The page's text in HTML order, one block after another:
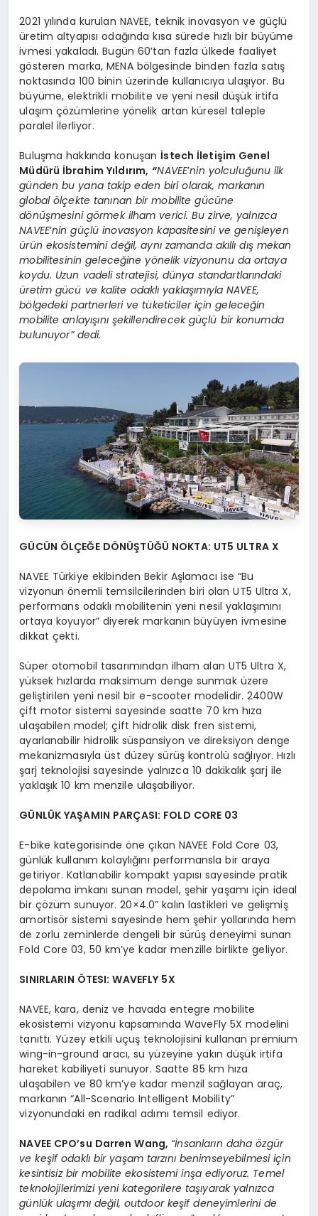
2021 yılında kurulan NAVEE, teknik inovasyon ve güçlü
üretim altyapısı odağında kısa sürede hızlı bir büyüme
ivmesi yakaladı. Bugün 60’tan fazla ülkede faaliyet
gösteren marka, MENA bölgesinde binden fazla satış
noktasında 100 binin üzerinde kullanıcıya ulaşıyor. Bu
büyüme, elektrikli mobilite ve yeni nesil düşük irtifa
ulaşım çözümlerine yönelik artan küresel taleple
paralel ilerliyor.
Buluşma hakkında konuşan İstech İletişim Genel
Müdürü İbrahim Yıldırım, “NAVEE’nin yolculuğunu ilk
günden bu yana takip eden biri olarak, markanın
globalölçekte tanınan bir mobilite gücüne
dönüşmesini görmek ilham verici. Bu zirve, yalnızca
NAVEE’nin güçlü inovasyon kapasitesini ve genişleyen
ürün ekosistemini değil, aynı zamanda akıllı dış mekan
mobilitesinin geleceğine yönelik vizyonunu da ortaya
koydu. Uzun vadeli stratejisi, dünya standartlarındaki
üretim gücü ve kalite odaklı yaklaşımıyla NAVEE,
bölgedeki partnerleri ve tüketiciler için geleceğin
mobilite anlayışını şekillendirecek güçlü bir konumda
bulunuyor” dedi.
GÜCÜN ÖLÇEĞE DÖNÜŞTÜĞÜ NOKTA: UT5 ULTRA X
NAVEE Türkiye ekibinden Bekir Aşlamacı ise “Bu
vizyonun önemli temsilcilerinden biri olan UT5 Ultra X,
performans odaklı mobilitenin yeni nesil yaklaşımını
ortaya koyuyor” diyerek markanın büyüyen ivmesine
dikkat çekti.
Süper otomobil tasarımından ilham alan UT5 Ultra X,
yüksek hızlarda maksimum denge sunmak üzere
geliştirilen yeni nesil bir e-scooter modelidir. 2400W
çift motor sistemi sayesinde saatte 70 km hıza
ulaşabilen model; çift hidrolik disk fren sistemi,
ayarlanabilir hidrolik süspansiyon ve direksiyon denge
mekanizmasıyla üst düzey sürüş kontrolü sağlıyor. Hızlı
şarj teknolojisi sayesinde yalnızca 10 dakikalık şarj ile
yaklaşık 10 km menzile ulaşabiliyor.
GÜNLÜK YAŞAMIN PARÇASI: FOLD CORE 03
E-bike kategorisinde öne çıkan NAVEE Fold Core 03,
günlük kullanım kolaylığını performansla bir araya
getiriyor. Katlanabilir kompakt yapısı sayesinde pratik
depolama imkanı sunan model, şehir yaşamı için ideal
bir çözüm sunuyor. 20×4.0” kalın lastikleri ve gelişmiş
amortisör sistemi sayesinde hem şehir yollarında hem
de zorlu zeminlerde dengeli bir sürüş deneyimi sunan
Fold Core 03, 50 km’ye kadar menzille birlikte geliyor.
SINIRLARIN ÖTESI: WAVEFLY 5X
NAVEE, kara, deniz ve havada entegre mobilite
ekosistemi vizyonu kapsamında WaveFly 5X modelini
tanıttı. Yüzey etkili uçuş teknolojisini kullanan premium
wing-in-ground aracı, su yüzeyine yakın düşük irtifa
hareket kabiliyeti sunuyor. Saatte 85 km hıza
ulaşabilen ve 80 km’ye kadar menzil sağlayan araç,
markanın “All-Scenario Intelligent Mobility”
vizyonundaki en radikal adımı temsil ediyor.
NAVEE CPO’su Darren Wang, “İnsanların dahaözgür
ve keşif odaklı bir yaşam tarzını benimseyebilmesi için
kesintisiz bir mobilite ekosistemi inşa ediyoruz. Temel
teknolojilerimizi yeni kategorilere taşıyarak yalnızca
günlük ulaşımı değil, outdoor keşif deneyimlerini de